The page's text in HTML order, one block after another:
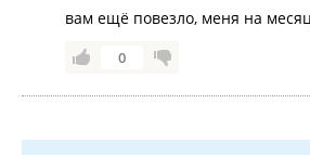
вам ещё повезло, меня на
0